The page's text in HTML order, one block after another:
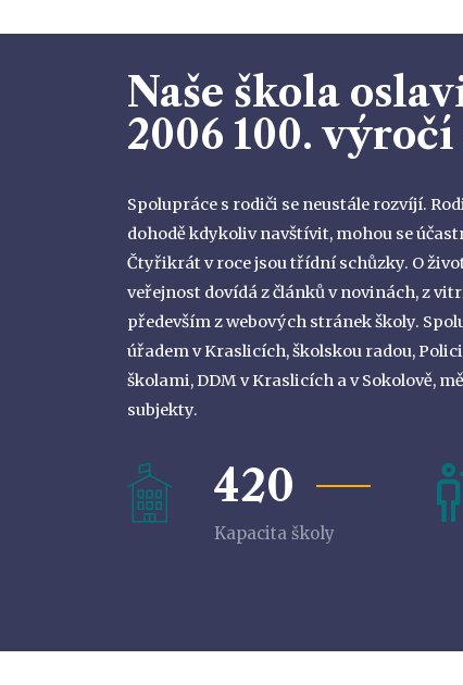
Naše škola
2006 100.
Spolupráce s rodiči se neustále rozvíjí.
dohodě kdykoliv navštívit, mohou se
Čtyřikrát v roce jsou třídní schůzky. O
veřejnost dovídá z článků v novinách, z
především z webových stránek školy.
úřadem v Kraslicích, školskou radou,
školami, DDM v Kraslicích a v Sokolově,
subjekty.
420
Kapacita školy